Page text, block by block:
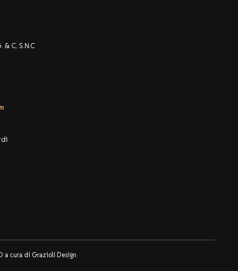
& C. S.N.C
a cura di Grazioli Design